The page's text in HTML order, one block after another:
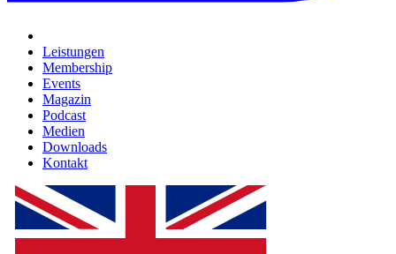
Leistungen
Membership
Events
Magazin
Podcast
Medien
Downloads
Kontakt